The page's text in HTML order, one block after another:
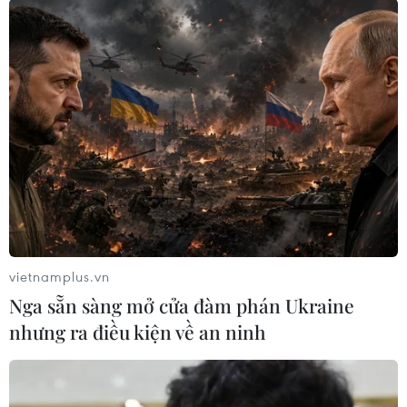
Thuấn (em trai vận động viên
Nguyễn Thị Ánh Viên) đến từ đơn
vị quân đội, đã phá kỷ lục quốc
gia ở nội dung 200m bơi bướm
nam với thành tích 1 phút 56 giây
60.
(TTXVN/Vietnam+)
vietnamplus.vn
Nga sẵn sàng mở cửa đàm phán Ukraine
nhưng ra điều kiện về an ninh